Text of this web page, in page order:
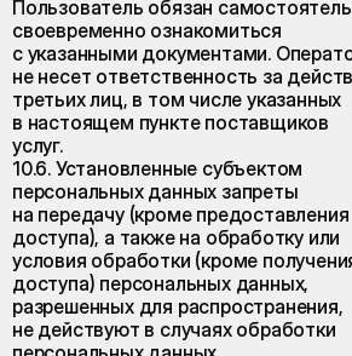
Пользователь обязан
своевременно ознакомиться
с указанными документами.
не несет ответственность за
третьих лиц, в том числе указанных
в настоящем пункте поставщиков
услуг.
10.6. Установленные субъектом
персональных данных запреты
на передачу (кроме предоставления
доступа), а также на обработку или
условия обработки (кроме
доступа) персональных данных,
разрешенных для распространения,
не действуют в случаях обработки